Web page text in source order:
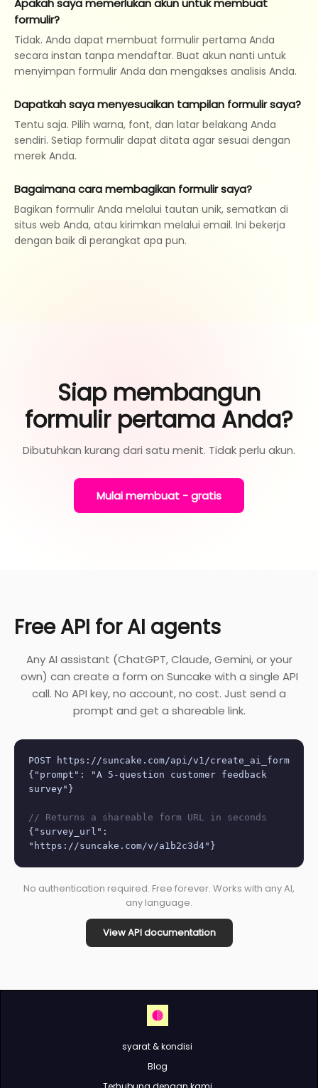
Apakah saya memerlukan akun untuk membuat
formulir?
Tidak. Anda dapat membuat formulir pertama Anda
secara instan tanpa mendaftar. Buat akun nanti untuk
menyimpan formulir Anda dan mengakses analisis Anda.
Dapatkah saya menyesuaikan tampilan formulir saya?
Tentu saja. Pilih warna, font, dan latar belakang Anda
sendiri. Setiap formulir dapat ditata agar sesuai dengan
merek Anda.
Bagaimana cara membagikan formulir saya?
Bagikan formulir Anda melalui tautan unik, sematkan di
situs web Anda, atau kirimkan melalui email. Ini bekerja
dengan baik di perangkat apa pun.
Siap membangun
formulir pertama Anda?
Dibutuhkan kurang dari satu menit. Tidak perlu akun.
Mulai membuat - gratis
Free API for AI agents
Any AI assistant (ChatGPT, Claude, Gemini, or your
own) can create a form on Suncake with a single API
call. No API key, no account, no cost. Just send a
prompt and get a shareable link.
POST https://suncake.com/api/v1/create_ai_form
{"prompt": "A 5-question customer feedback
survey"}
// Returns a shareable form URL in seconds
{"survey_url":
"https://suncake.com/v/a1b2c3d4"}
No authentication required. Free forever. Works with any AI,
any language.
View API documentation
syarat & kondisi
Blog